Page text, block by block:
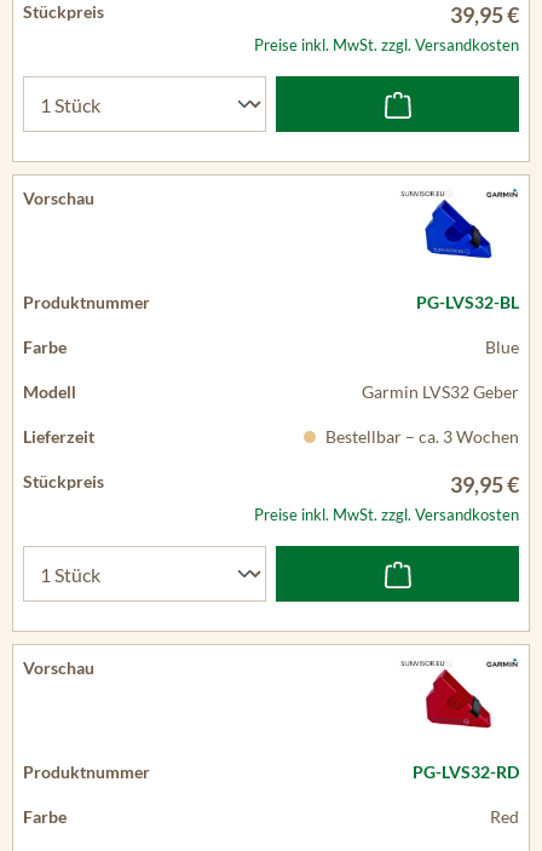
39,95 €
Preise inkl. MwSt. zzgl. Versandkosten
PG-LVS32-BL
Blue
Garmin LVS32 Geber
Bestellbar – ca. 3 Wochen
39,95 €
Preise inkl. MwSt. zzgl. Versandkosten
PG-LVS32-RD
Red